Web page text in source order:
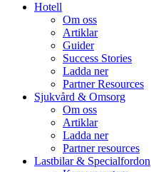
Hotell
Om oss
Artiklar
Guider
Success Stories
Ladda ner
Partner Resources
Sjukvård & Omsorg
Om oss
Artiklar
Ladda ner
Partner resources
Lastbilar & Specialfordon